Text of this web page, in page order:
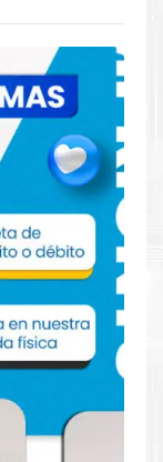
Altalink
para adquirir tus
Escríbenos o
para tu
C8030 Altalink
en Lima
manera de